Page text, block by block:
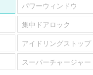
パワーウィンドウ
集中ドアロック
アイドリングストップ
スーパーチャージャー